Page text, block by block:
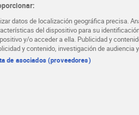
datos de localización geográfica precisa.
del dispositivo para su
y/o acceder a ella. Publicidad y
y contenido, investigación de audiencia
de asociados (proveedores)